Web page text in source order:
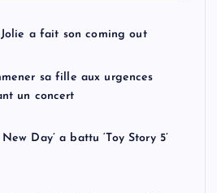
a fait son coming out
sa fille aux urgences
un concert
Day’ a battu ‘Toy Story 5’